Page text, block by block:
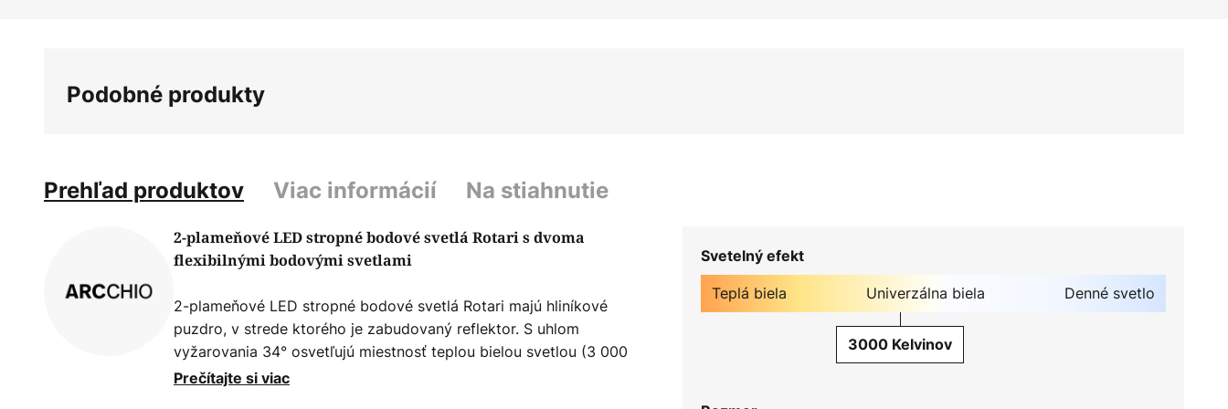
obrázkov
Podobné produkty
Prehľad produktov Viac informácií Na stiahnutie
2-plameňové LED stropné bodové svetlá Rotari s dvoma
flexibilnými bodovými svetlami
2-plameňové LED stropné bodové svetlá Rotari majú hliníkové
puzdro, v strede ktorého je zabudovaný reflektor. S uhlom
vyžarovania 34° osvetľujú miestnosť teplou bielou svetlou (3 000
K). Svietidlo má tiež hodnotu CRI ( > ) 90, čo znamená vysokú
Prečítajte si viac
Svetelný efekt
Teplá biela Univerzálna biela Denné svetlo
3000 Kelvinov